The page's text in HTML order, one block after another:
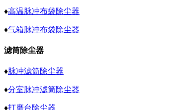
♦高温脉冲布袋除尘器
♦气箱脉冲布袋除尘器
滤筒除尘器
♦脉冲滤筒除尘器
♦分室脉冲滤筒除尘器
♦打磨台除尘器